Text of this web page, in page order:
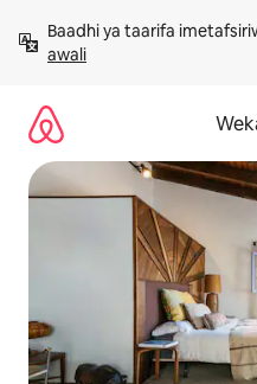
kwenda
kwenye
Baadhi ya taarifa
awali